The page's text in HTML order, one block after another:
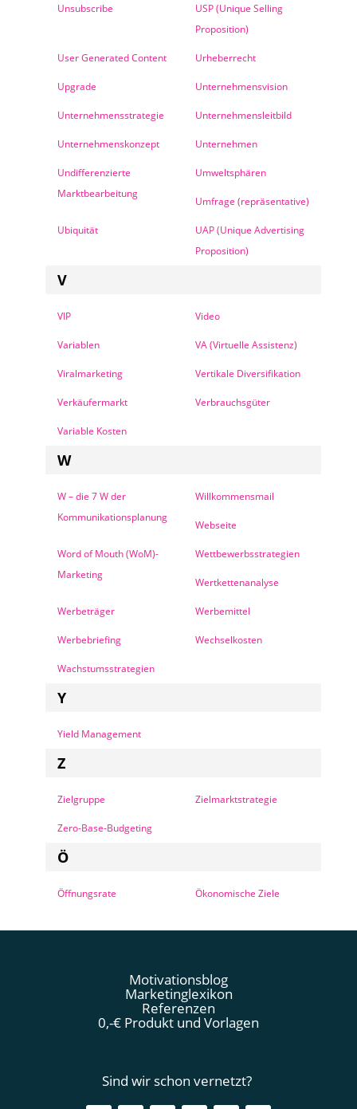
Unsubscribe
USP (Unique Selling
Proposition)
User Generated Content Urheberrecht
Upgrade Unternehmensvision
Unternehmensstrategie Unternehmensleitbild
Unternehmenskonzept Unternehmen
Undifferenzierte
Marktbearbeitung
Umweltsphären
Umfrage (repräsentative)
Ubiquität
UAP (Unique Advertising
Proposition)
V
VIP Video
Variablen VA (Virtuelle Assistenz)
Viralmarketing Vertikale Diversifikation
Verkäufermarkt Verbrauchsgüter
Variable Kosten
W
W – die 7 W der
Kommunikationsplanung
Willkommensmail
Webseite
Word of Mouth (WoM)-
Marketing
Wettbewerbsstrategien
Wertkettenanalyse
Werbeträger Werbemittel
Werbebriefing Wechselkosten
Wachstumsstrategien
Y
Yield Management
Z
Zielgruppe Zielmarktstrategie
Zero-Base-Budgeting
Ö
Öffnungsrate Ökonomische Ziele
Motivationsblog
Marketinglexikon
Referenzen
0,-€ Produkt und Vorlagen
Sind wir schon vernetzt?